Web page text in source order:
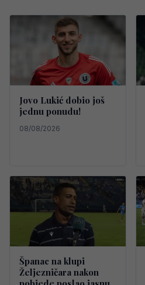
Jovo Lukić dobio još
jednu ponudu!
08/08/2026
Španac na klupi
Željezničara nakon